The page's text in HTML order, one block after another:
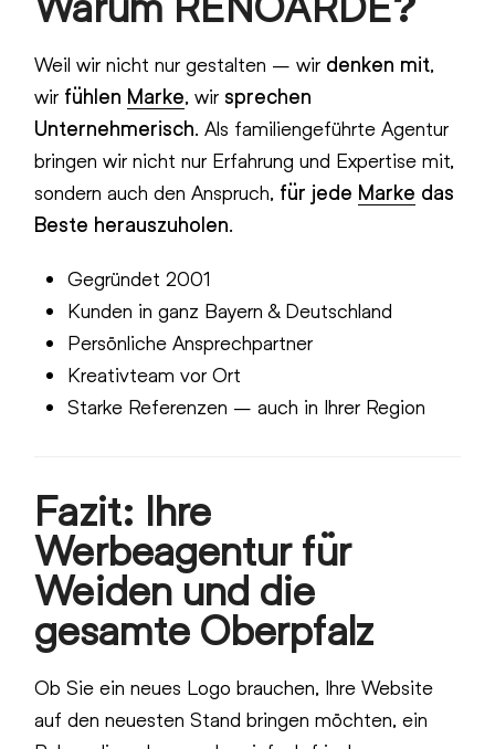
Weil wir nicht nur gestalten – wir denken mit,
wir fühlen Marke, wirsprechen
Unternehmerisch. Als familiengeführte Agentur
bringen wir nicht nur Erfahrung und Expertise mit,
sondern auch den Anspruch, für jede Marke das
Beste herauszuholen.
Gegründet 2001
Kunden in ganz Bayern & Deutschland
Persönliche Ansprechpartner
Kreativteam vor Ort
Starke Referenzen – auch in Ihrer Region
Fazit: Ihre
Werbeagentur für
Weiden und die
gesamte Oberpfalz
Ob Sie ein neues Logo brauchen, Ihre Website
auf den neuesten Stand bringen möchten, ein